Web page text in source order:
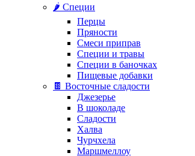
🌶️ Специи
Перцы
Пряности
Смеси приправ
Специи и травы
Специи в баночках
Пищевые добавки
🍫 Восточные сладости
Джезерье
В шоколаде
Сладости
Халва
Чурчхела
Маршмеллоу